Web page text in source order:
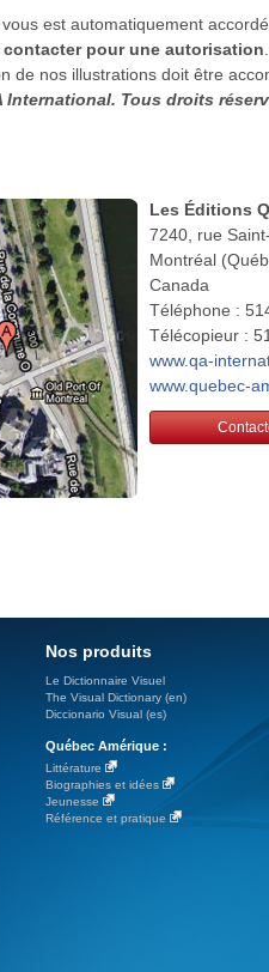
vous est automatiquement
contacter pour une autorisation
de nos illustrations doit être
International. Tous droits
Les Éditions
7240, rue
Montréal
Canada
Téléphone :
Télécopieur :
www.qa-
www.quebec-
Nos produits
Le Dictionnaire Visuel
The Visual Dictionary (en)
Diccionario Visual (es)
Québec Amérique :
Littérature
Biographies et idées
Jeunesse
Référence et pratique